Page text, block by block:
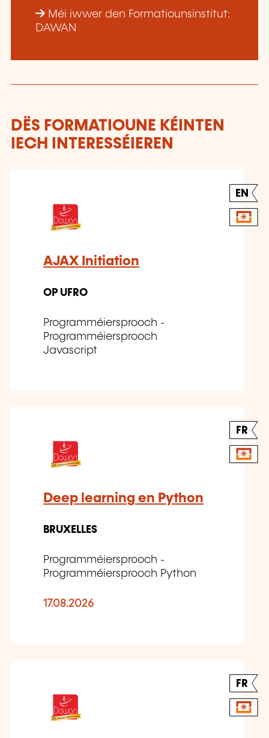
Méi iwwer den Formatiounsinstitut:
DAWAN
DËS FORMATIOUNE KÉINTEN
IECH INTERESSÉIEREN
EN
AJAX Initiation
OP UFRO
Programméiersprooch -
Programméiersprooch
Javascript
FR
Deep learning en Python
BRUXELLES
Programméiersprooch -
Programméiersprooch Python
17.08.2026
FR